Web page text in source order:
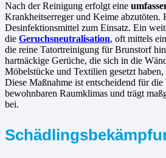
Nach der Reinigung erfolgt eine
Krankheitserreger und Keime abzutöten.
Desinfektionsmittel zum Einsatz. Ein
die Geruchsneutralisation, oft mittels
die reine Tatortreinigung für Brunstorf
hartnäckige Gerüche, die sich in die
Möbelstücke und Textilien gesetzt
Diese Maßnahme ist entscheidend für
bewohnbaren Raumklimas und trägt
bei.